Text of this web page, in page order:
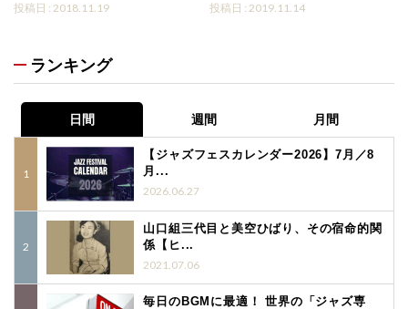
投稿日 : 2018.11.19 投稿日 : 2019.11.14
ランキング
日間 週間 月間
【ジャズフェスカレンダー2026】7月／8
月...
2026.06.27
山口組三代目と美空ひばり、その宿命的関
係【ヒ...
2021.07.06
毎日のBGMに最適！ 世界の「ジャズ専